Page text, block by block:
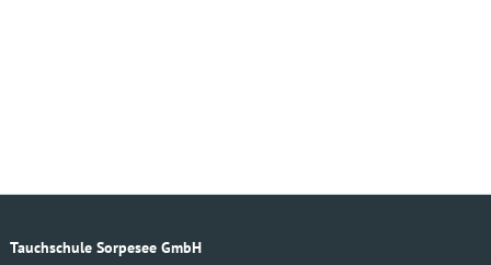
Tauchschule Sorpesee GmbH